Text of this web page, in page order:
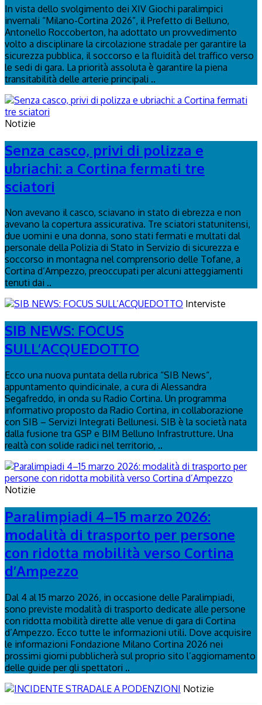
In vista dello svolgimento dei XIV Giochi paralimpici
invernali “Milano-Cortina 2026”, il Prefetto di Belluno,
Antonello Roccoberton, ha adottato un provvedimento
volto a disciplinare la circolazione stradale per garantire la
sicurezza pubblica, il soccorso e la fluidità del traffico verso
le sedi di gara. La priorità assoluta è garantire la piena
transitabilità delle arterie principali ..
Notizie
Senza casco, privi di polizza e
ubriachi: a Cortina fermati tre
sciatori
Non avevano il casco, sciavano in stato di ebrezza e non
avevano la copertura assicurativa. Tre sciatori statunitensi,
due uomini e una donna, sono stati fermati e multati dal
personale della Polizia di Stato in Servizio di sicurezza e
soccorso in montagna nel comprensorio delle Tofane, a
Cortina d’Ampezzo, preoccupati per alcuni atteggiamenti
tenuti dai ..
Interviste
SIB NEWS: FOCUS
SULL’ACQUEDOTTO
Ecco una nuova puntata della rubrica “SIB News“,
appuntamento quindicinale, a cura di Alessandra
Segafreddo, in onda su Radio Cortina. Un programma
informativo proposto da Radio Cortina, in collaborazione
con SIB – Servizi Integrati Bellunesi. SIB è la società nata
dalla fusione tra GSP e BIM Belluno Infrastrutture. Una
realtà con solide radici nel territorio, ..
Notizie
Paralimpiadi 4–15 marzo 2026:
modalità di trasporto per persone
con ridotta mobilità verso Cortina
d’Ampezzo
Dal 4 al 15 marzo 2026, in occasione delle Paralimpiadi,
sono previste modalità di trasporto dedicate alle persone
con ridotta mobilità dirette alle venue di gara di Cortina
d’Ampezzo. Ecco tutte le informazioni utili. Dove acquisire
le informazioni Fondazione Milano Cortina 2026 nei
prossimi giorni pubblicherà sul proprio sito l’aggiornamento
delle guide per gli spettatori ..
Notizie